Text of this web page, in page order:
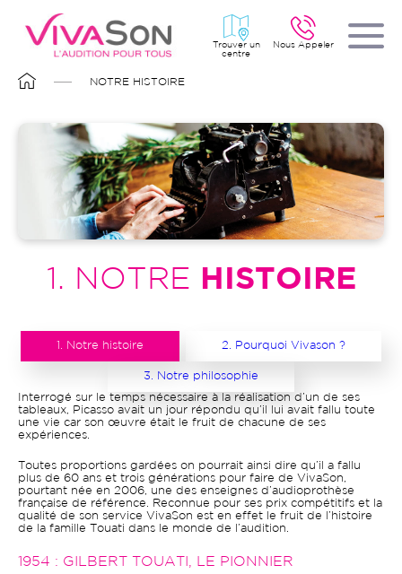
contenu
principal
Nous Appeler
Trouver un
centre
FIL
D'ARIANE
NOTRE HISTOIRE
1. NOTRE HISTOIRE
1. Notre histoire 2. Pourquoi Vivason ?
3. Notre philosophie
Interrogé sur le temps nécessaire à la réalisation d’un de ses
tableaux, Picasso avait un jour répondu qu’il lui avait fallu toute
une vie car son œuvre était le fruit de chacune de ses
expériences.
Toutes proportions gardées on pourrait ainsi dire qu’il a fallu
plus de 60 ans et trois générations pour faire de VivaSon,
pourtant née en 2006, une des enseignes d’audioprothèse
française de référence. Reconnue pour ses prix compétitifs et la
qualité de son service VivaSon est en effet le fruit de l’histoire
de la famille Touati dans le monde de l’audition.
1954 : GILBERT TOUATI, LE PIONNIER